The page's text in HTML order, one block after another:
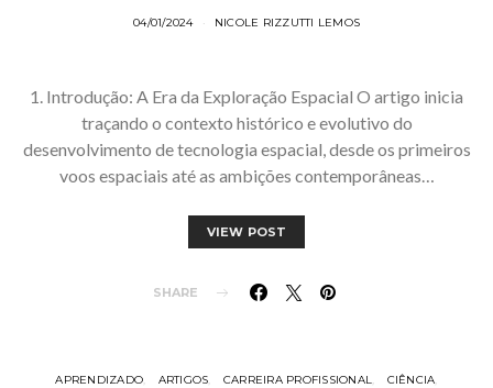
04/01/2024 NICOLE RIZZUTTI LEMOS
1. Introdução: A Era da Exploração Espacial O artigo inicia
traçando o contexto histórico e evolutivo do
desenvolvimento de tecnologia espacial, desde os primeiros
voos espaciais até as ambições contemporâneas…
VIEW POST
SHARE
APRENDIZADO ARTIGOS CARREIRA PROFISSIONAL
CIÊNCIA